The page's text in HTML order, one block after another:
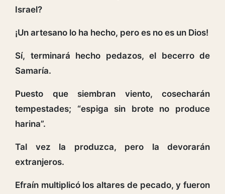
Israel?
¡Un artesano lo ha hecho, pero es no es un Dios!
Sí, terminará hecho pedazos, el becerro de
Samaría.
Puesto que siembran viento, cosecharán
tempestades; “espiga sin brote no produce
harina”.
Tal vez la produzca, pero la devorarán
extranjeros.
Efraín multiplicó los altares de pecado, y fueron